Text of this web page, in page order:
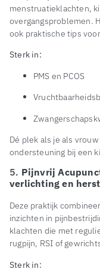
menstruatieklachten,
overgangsproblemen.
ook praktische tips
Sterk in:
PMS en PCOS
Dé plek als je als
ondersteuning bij een
5. Pijnvrij
verlichting en
Deze praktijk
inzichten in
klachten die met
rugpijn, RSI of
Sterk in: